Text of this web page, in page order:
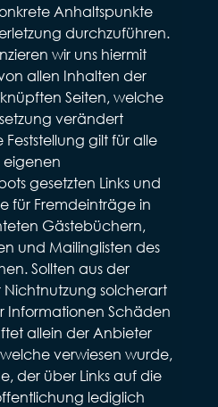
Anhaltspunkte
durchzuführen.
wir uns hiermit
allen Inhalten der
Seiten, welche
verändert
Feststellung gilt für alle
eigenen
gesetzten Links und
für Fremdeinträge in
Gästebüchern,
und Mailinglisten des
Sollten aus der
solcherart
Informationen Schäden
allein der Anbieter
verwiesen wurde,
der über Links auf die
lediglich